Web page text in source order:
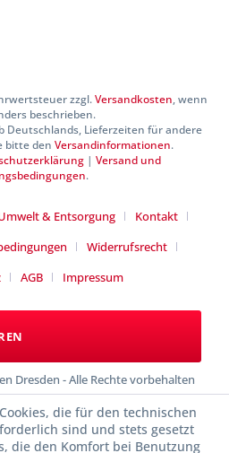
zzgl.Versandkosten, wenn
beschrieben.
Deutschlands, Lieferzeiten für andere
bitte den Versandinformationen.
| Versand und
.
& Entsorgung
Kontakt
Widerrufsrecht
AGB Impressum
Dresden - Alle Rechte vorbehalten
die für den technischen
sind und stets gesetzt
die den Komfort bei Benutzung